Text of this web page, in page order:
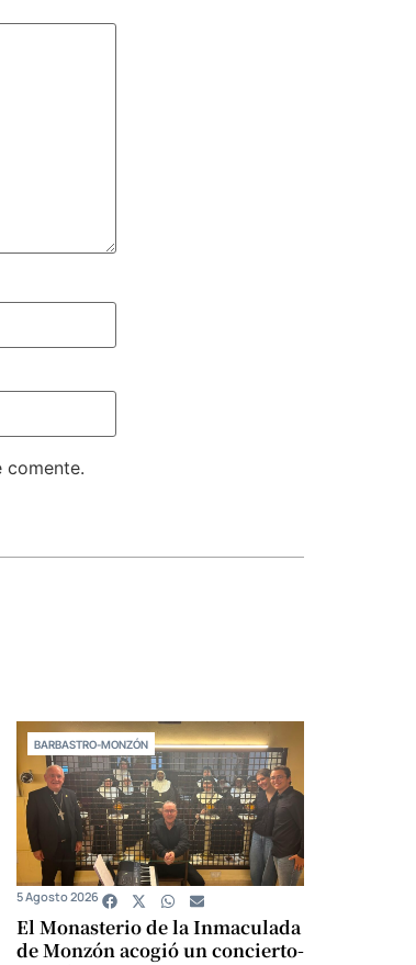
comente.
BARBASTRO-MONZÓN
El Monasterio de la Inmaculada
de Monzón acogió un concierto-
5 Agosto 2026